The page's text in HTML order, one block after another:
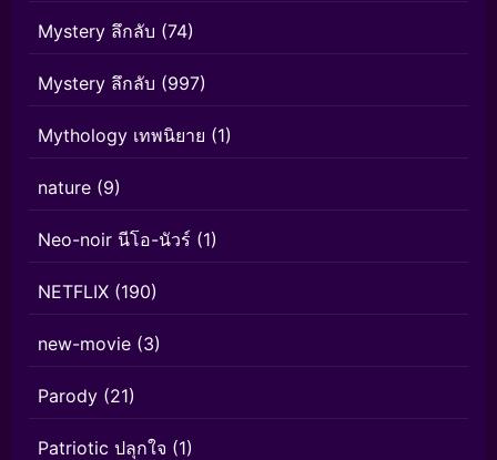
Mystery ลึกลับ (74)
Mystery ลึกลับ (997)
Mythology เทพนิยาย (1)
nature (9)
Neo-noir นีโอ-นัวร์ (1)
NETFLIX (190)
new-movie (3)
Parody (21)
Patriotic ปลุกใจ (1)